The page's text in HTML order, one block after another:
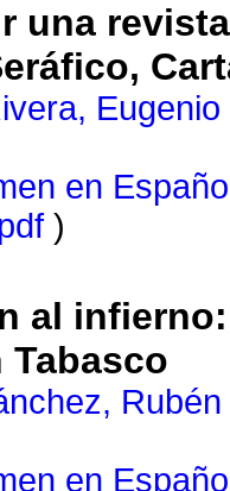
una
Eugenio
en
)
al
Tabasco
en